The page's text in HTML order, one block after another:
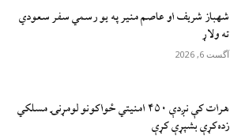
شهباز شریف او عاصم منیر په یو رسمي سفر سعودي
ته ولاړ
آگست 6, 2026
هرات کې نږدې ۴۵۰ امنيتي ځواکونو لومړنۍ مسلکي
زده‌کړې بشپړې کړې